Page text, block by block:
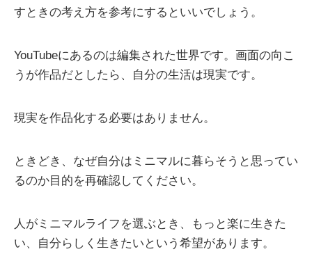
すときの考え方を参考にするといいでしょう。
YouTubeにあるのは編集された世界です。画面の向こ
うが作品だとしたら、自分の生活は現実です。
現実を作品化する必要はありません。
ときどき、なぜ自分はミニマルに暮らそうと思ってい
るのか目的を再確認してください。
人がミニマルライフを選ぶとき、もっと楽に生きた
い、自分らしく生きたいという希望があります。